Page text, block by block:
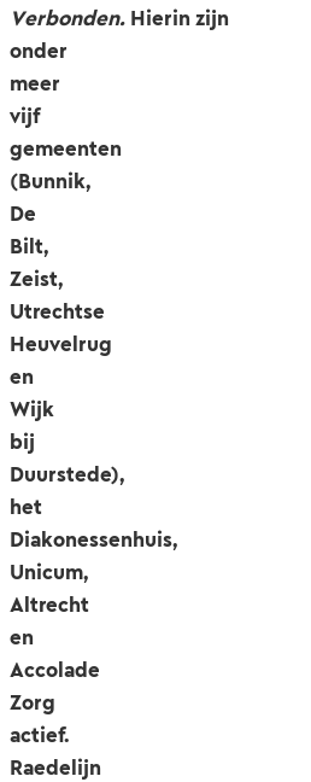
Verbonden. Hierin zijn
onder
meer
vijf
gemeenten
(Bunnik,
De
Bilt,
Zeist,
Utrechtse
Heuvelrug
en
Wijk
bij
Duurstede),
het
Diakonessenhuis,
Unicum,
Altrecht
en
Accolade
Zorg
actief.
Raedelijn